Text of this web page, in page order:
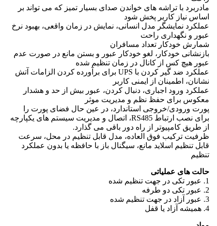
مادربرد با تراشه های خواندن صدای بسیار تمیز که می تواند بر
اساس نیاز کاربر پخش شود
عملکرد نمایشگر مدل انسانی، نمایش در زمان واقعی، بهبود نرخ
عبور و نگهداری راحت
شمارش خودکار تعداد مسافران
بازنشانی خودکار، لغو خودکار عبور و بستن مانع در صورت عدم
عبور هیچ کس از کانال در زمان تنظیم شده
عملکرد ضد گیر کردن با UPS برای برآورده کردن الزامات آتش
نشانان، اطمینان از ایمنی کاربر
عملکرد ورود اجباری، دنبال کردن، عبور بیش از حد و هشدار
معکوس برای حفظ نظم و مدیریت موثر
پورت ورودی/خروجی استاندارد، در عین حال فضای پورت را
برای نصب ارتباط RS485، اتصال و مدیریت سیستم های یکپارچه
از طریق کامپیوتر از راه دور باقی می گذارد.
ظرفیت ترکیب فوق العاده، مدل قابل تنظیم در محل، سرعت
قابل تنظیم اسلاید مانع، سیگنال باز با حافظه یا بدون عملکرد
تنظیم
حالت های عملیاتی
1. عبور تکی در جهت تنظیم شده
2. عبور تکی دو طرفه
3. عبور آزاد در جهت تنظیم شده
4. همیشه آزاد یا قفل